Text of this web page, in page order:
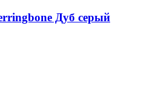
Дуб серый